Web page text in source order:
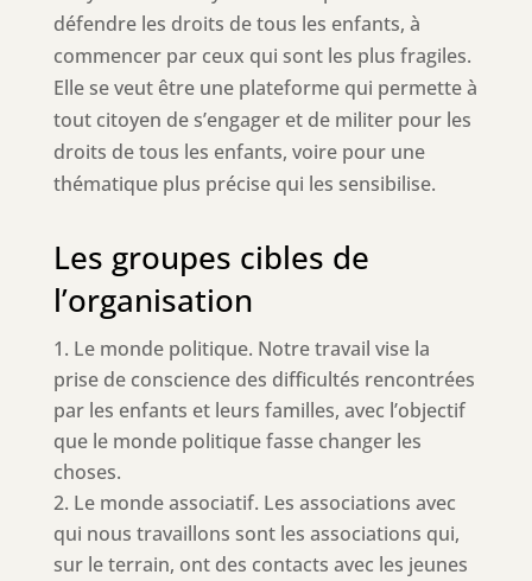
défendre les droits de tous les enfants, à
commencer par ceux qui sont les plus fragiles.
Elle se veut être une plateforme qui permette à
tout citoyen de s’engager et de militer pour les
droits de tous les enfants, voire pour une
thématique plus précise qui les sensibilise.
Les groupes cibles de
l’organisation
Le monde politique. Notre travail vise la
prise de conscience des difficultés rencontrées
par les enfants et leurs familles, avec l’objectif
que le monde politique fasse changer les
choses.
Le monde associatif. Les associations avec
qui nous travaillons sont les associations qui,
sur le terrain, ont des contacts avec les jeunes